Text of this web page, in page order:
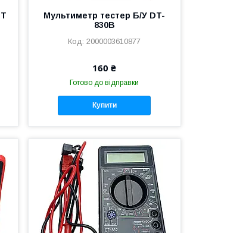
Мультиметр тестер Б/У DT-
830B
2000003610877
160 ₴
Готово до відправки
Купити